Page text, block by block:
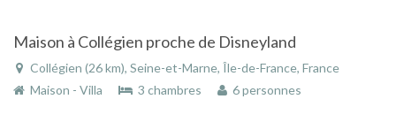
Maison à Collégien proche de Disneyland
Collégien (26 km), Seine-et-Marne, Île-de-France, France
Maison - Villa
3 chambres 6 personnes